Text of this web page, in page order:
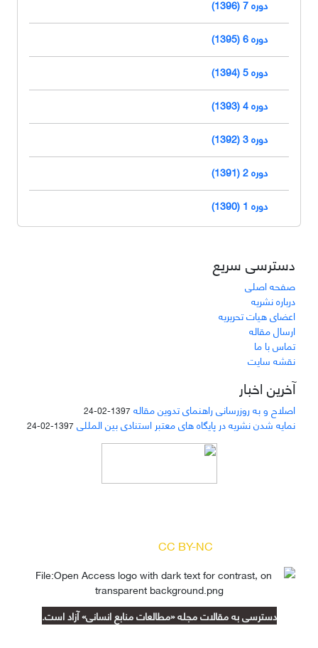
دوره 7 (1396)
دوره 6 (1395)
دوره 5 (1394)
دوره 4 (1393)
دوره 3 (1392)
دوره 2 (1391)
دوره 1 (1390)
دسترسی سریع
صفحه اصلی
درباره نشریه
اعضای هیات تحریریه
ارسال مقاله
تماس با ما
نقشه سایت
آخرین اخبار
اصلاح و به روزرسانی راهنمای تدوین مقاله 1397-02-24
نمایه شدن نشریه در پایگاه های معتبر استنادی بین المللی 1397-02-24
CC BY-NC
دسترسی به مقالات مجله «مطالعات منابع انسانی» آزاد است.